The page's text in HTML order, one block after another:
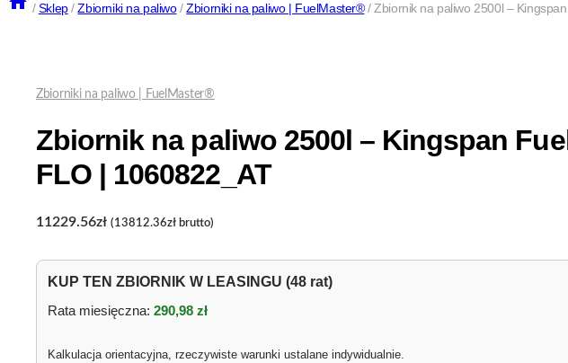
/ Sklep / Zbiorniki na paliwo / Zbiorniki na paliwo | FuelMaster® / Zbiornik na paliwo 2500l –
Zbiorniki na paliwo | FuelMaster®
Zbiornik na paliwo 2500l – Kingspan
FLO | 1060822_AT
11229.56zł (13812.36zł brutto)
KUP TEN ZBIORNIK W LEASINGU (48 rat)
Rata miesięczna: 290,98 zł
Kalkulacja orientacyjna, rzeczywiste warunki ustalane indywidualnie.